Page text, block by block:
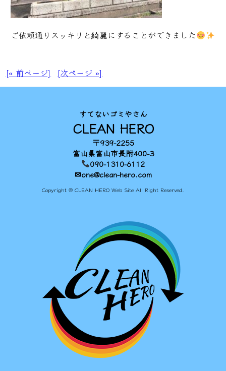
ご依頼通りスッキリと綺麗にすることができました
[« 前ページ] [次ページ »]
すてないゴミやさん
CLEAN HERO
〒939-2255
富山県富山市長附400-3
090-1310-6112
✉one@clean-hero.com
Copyright © CLEAN HERO Web Site All Right Reserved.